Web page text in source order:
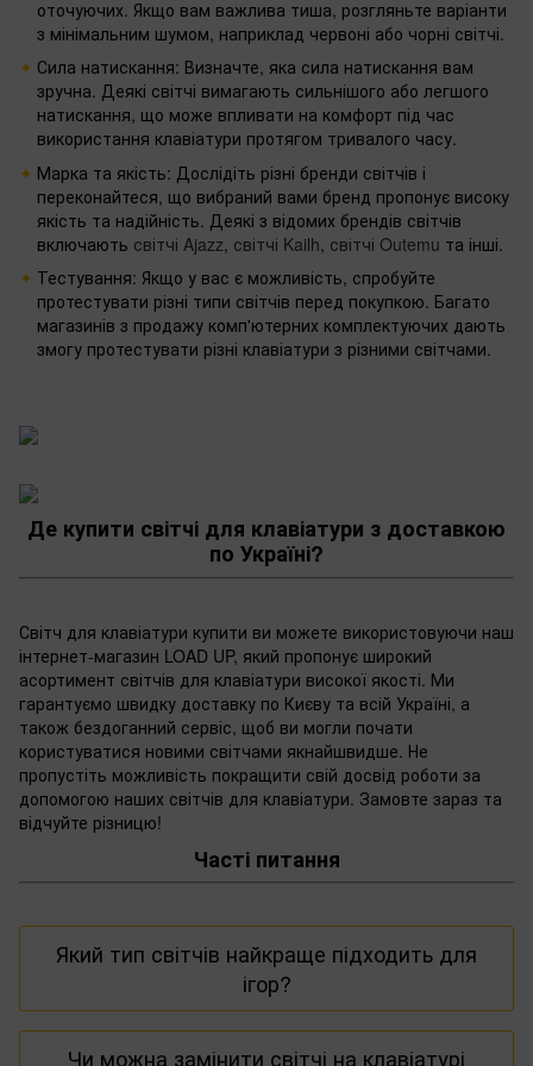
оточуючих. Якщо вам важлива тиша, розгляньте варіанти
з мінімальним шумом, наприклад червоні або чорні світчі.
Сила натискання: Визначте, яка сила натискання вам
зручна. Деякі світчі вимагають сильнішого або легшого
натискання, що може впливати на комфорт під час
використання клавіатури протягом тривалого часу.
Марка та якість: Дослідіть різні бренди світчів і
переконайтеся, що вибраний вами бренд пропонує високу
якість та надійність. Деякі з відомих брендів світчів
включають світчі Ajazz, світчі Kailh, світчі Outemu та інші.
Тестування: Якщо у вас є можливість, спробуйте
протестувати різні типи світчів перед покупкою. Багато
магазинів з продажу комп'ютерних комплектуючих дають
змогу протестувати різні клавіатури з різними світчами.
Де купити світчі для клавіатури з доставкою
по Україні?
Світч для клавіатури купити ви можете використовуючи наш
інтернет-магазин LOAD UP, який пропонує широкий
асортимент світчів для клавіатури високої якості. Ми
гарантуємо швидку доставку по Києву та всій Україні, а
також бездоганний сервіс, щоб ви могли почати
користуватися новими світчами якнайшвидше. Не
пропустіть можливість покращити свій досвід роботи за
допомогою наших світчів для клавіатури. Замовте зараз та
відчуйте різницю!
Часті питання
Який тип світчів найкраще підходить для
ігор?
Питання про кращий тип світчів залежить від
Чи можна замінити світчі на клавіатурі